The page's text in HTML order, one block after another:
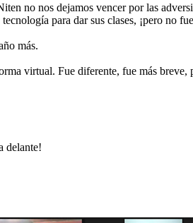
no nos dejamos vencer por las
para dar sus clases, ¡pero no
más.
virtual. Fue diferente, fue más
delante!